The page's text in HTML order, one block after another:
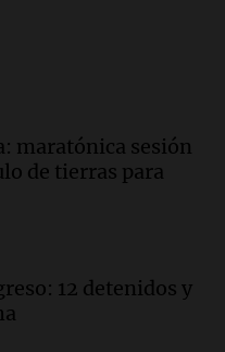
psicóloga experta
maratónica sesión
de tierras para
12 detenidos y